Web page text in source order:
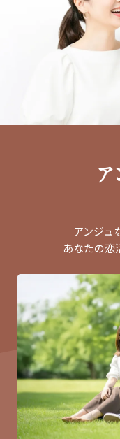
アンジュ
あなたの恋